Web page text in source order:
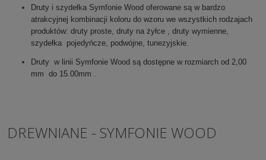
Druty i szydełka Symfonie Wood oferowane są w bardzo
atrakcyjnej kombinacji koloru do wzoru we wszystkich rodzajach
produktów: druty proste, druty na żyłce , druty wymienne,
szydełka pojedyńcze, podwójne, tunezyjskie.
Druty w linii Symfonie Wood są dostępne w rozmiarch od 2,00
mm do 15.00mm .
DREWNIANE - SYMFONIE WOOD